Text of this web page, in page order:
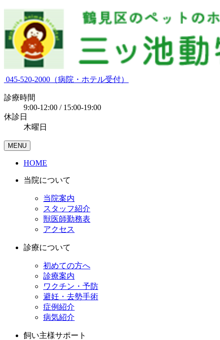
045-520-2000 （病院・ホテル受付）
診療時間
9:00-12:00 / 15:00-19:00
休診日
木曜日
MENU
HOME
当院について
当院案内
スタッフ紹介
獣医師勤務表
アクセス
診療について
初めての方へ
診療案内
ワクチン・予防
避妊・去勢手術
症例紹介
病気紹介
飼い主様サポート